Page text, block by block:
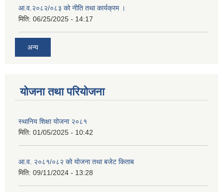
आ.व.२०८२/०८३ को नीति तथा कार्यक्रम ।
मिति: 06/25/2025 - 14:17
अन्य
योजना तथा परियोजना
स्थानिय शिक्षा योजना २०८१
मिति: 01/05/2025 - 10:42
आ.व. २०८१/०८२ को योजना तथा बजेट किताब
मिति: 09/11/2024 - 13:28